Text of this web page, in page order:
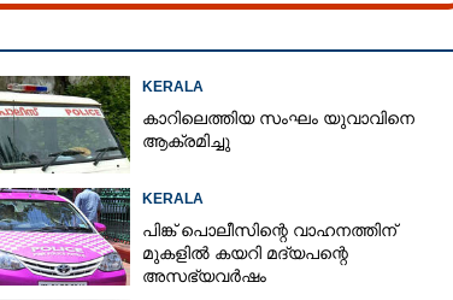
KERALA
കാറിലെത്തിയ സംഘം യുവാവിനെ
ആക്രമിച്ചു
KERALA
പിങ്ക് പൊലീസിന്റെ വാഹനത്തിന്
മുകളിൽ കയറി മദ്യപന്റെ
അസഭ്യവ‌ർഷം
Share this link